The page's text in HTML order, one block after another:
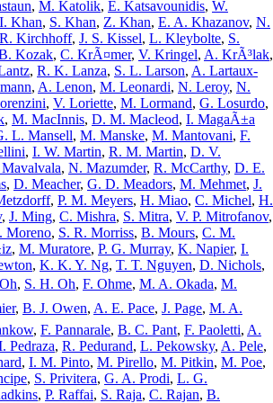
, M. Katolik, E. Katsavounidis, W.
I. Khan, S. Khan, Z. Khan, E. A. Khazanov, N.
R. Kirchhoff, J. S. Kissel, L. Kleybolte, S.
Kozak, C. KrÃ¤mer, V. Kringel, A. KrÃ³lak,
, R. K. Lanza, S. L. Larson, A. Lartaux-
, A. Lenon, M. Leonardi, N. Leroy, N.
, V. Loriette, M. Lormand, G. Losurdo,
, M. MacInnis, D. M. Macleod, I. MagaÃ±a
L. Mansell, M. Manske, M. Mantovani, F.
, I. W. Martin, R. M. Martin, D. V.
, N. Mazumder, R. McCarthy, D. E.
, D. Meacher, G. D. Meadors, M. Mehmet, J.
, P. M. Meyers, H. Miao, C. Michel, H.
, J. Ming, C. Mishra, S. Mitra, V. P. Mitrofanov,
Moreno, S. R. Morriss, B. Mours, C. M.
, M. Muratore, P. G. Murray, K. Napier, I.
, K. K. Y. Ng, T. T. Nguyen, D. Nichols,
, S. H. Oh, F. Ohme, M. A. Okada, M.
, B. J. Owen, A. E. Pace, J. Page, M. A.
, F. Pannarale, B. C. Pant, F. Paoletti, A.
Pedraza, R. Pedurand, L. Pekowsky, A. Pele,
, I. M. Pinto, M. Pirello, M. Pitkin, M. Poe,
, S. Privitera, G. A. Prodi, L. G.
, P. Raffai, S. Raja, C. Rajan, B.